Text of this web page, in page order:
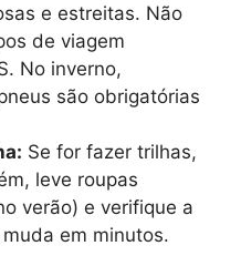
e estreitas. Não
de viagem
No inverno,
são obrigatórias
Se for fazer trilhas,
leve roupas
verão) e verifique a
em minutos.